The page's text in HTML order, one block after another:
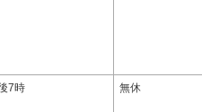
7時 無休